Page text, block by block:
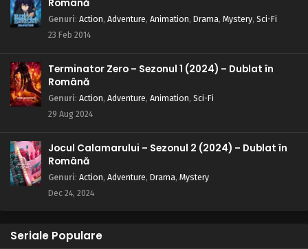
Română
Genuri: Action, Adventure, Animation, Drama, Mystery, Sci-Fi
23 Feb 2014
Terminator Zero – Sezonul 1 (2024) – Dublat în
Română
Genuri: Action, Adventure, Animation, Sci-Fi
29 Aug 2024
Jocul Calamarului – Sezonul 2 (2024) – Dublat în
Română
Genuri: Action, Adventure, Drama, Mystery
Dec 24, 2024
Seriale Populare